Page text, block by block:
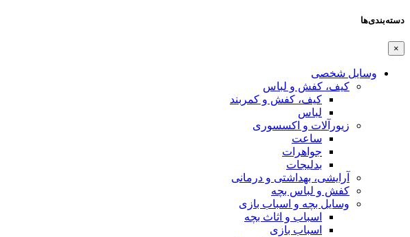
دسته‌بندی‌ها
×
وسایل شخصی
کیف، کفش و لباس
کیف، کفش و کمربند
لباس
زیورآلات و اکسسوری
ساعت
جواهرات
بدلیجات
آرایشی، بهداشتی و درمانی
کفش و لباس بچه
وسایل بچه و اسباب بازی
اسباب و اثاث بچه
اسباب بازی